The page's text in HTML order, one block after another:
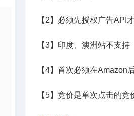
【2】必须先授权广告API
【3】印度、澳洲站不支持
【4】首次必须在Amazon
【5】竞价是单次点击的